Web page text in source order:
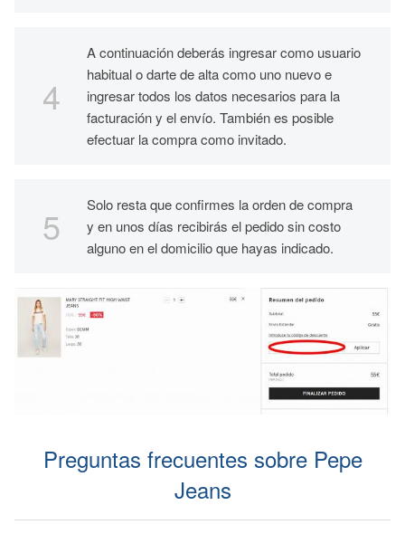
A continuación deberás ingresar como usuario
habitual o darte de alta como uno nuevo e
ingresar todos los datos necesarios para la
facturación y el envío. También es posible
efectuar la compra como invitado.
Solo resta que confirmes la orden de compra
y en unos días recibirás el pedido sin costo
alguno en el domicilio que hayas indicado.
Preguntas frecuentes sobre Pepe
Jeans